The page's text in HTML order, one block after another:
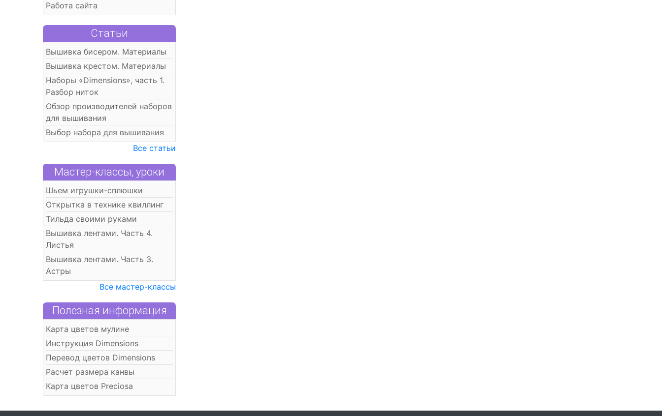
Работа сайта
Статьи
Вышивка бисером. Материалы
Вышивка крестом. Материалы
Наборы «Dimensions», часть 1.
Разбор ниток
Обзор производителей наборов
для вышивания
Выбор набора для вышивания
Все статьи
Мастер-классы, уроки
Шьем игрушки-сплюшки
Открытка в технике квиллинг
Тильда своими руками
Вышивка лентами. Часть 4.
Листья
Вышивка лентами. Часть 3.
Астры
Все мастер-классы
Полезная информация
Карта цветов мулине
Инструкция Dimensions
Перевод цветов Dimensions
Расчет размера канвы
Карта цветов Preciosa